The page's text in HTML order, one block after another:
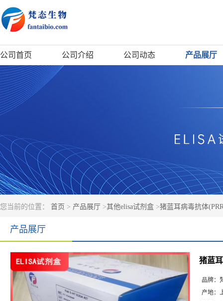
公司首页 公司介绍 公司动态 产品展厅
您当前的位置： 首页 > 产品展厅 >其他elisa试剂盒 >猪蓝耳病毒抗体
产品展厅
猪蓝
品牌：
产地：